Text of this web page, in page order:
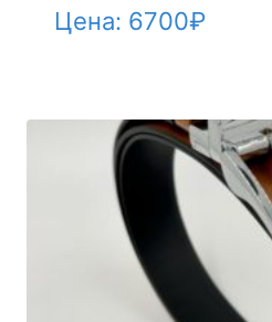
Цена: 6700₽